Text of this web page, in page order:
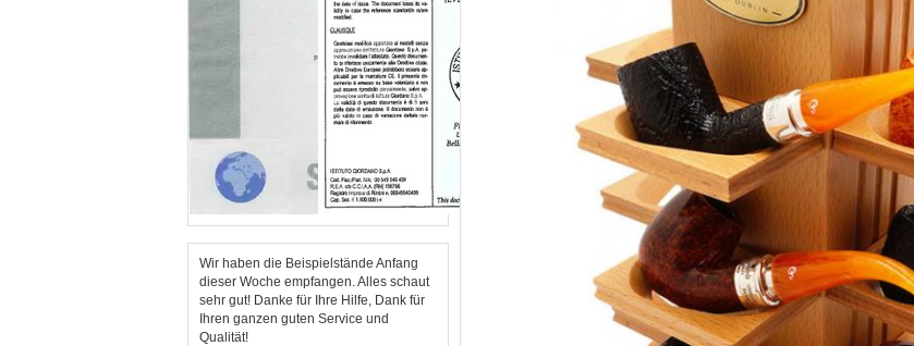
Wir haben die Beispielstände Anfang
dieser Woche empfangen. Alles schaut
sehr gut! Danke für Ihre Hilfe, Dank für
Ihren ganzen guten Service und
Qualität!